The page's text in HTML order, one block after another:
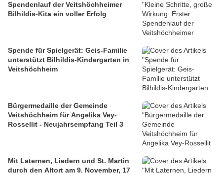
Spendenlauf der Veitshöchheimer
Bilhildis-Kita ein voller Erfolg
Spende für Spielgerät: Geis-Familie
unterstützt Bilhildis-Kindergarten in
Veitshöchheim
Bürgermedaille der Gemeinde
Veitshöchheim für Angelika Vey-
Rossellit - Neujahrsempfang Teil 3
Mit Laternen, Liedern und St. Martin
durch den Altort am 9. November, 17